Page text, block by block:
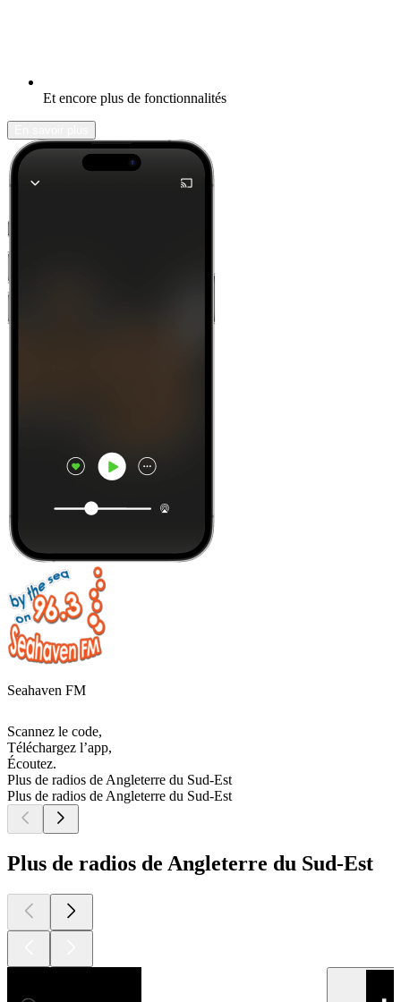
Et encore plus de fonctionnalités
Seahaven FM
Scannez le code,
Téléchargez l’app,
Écoutez.
Plus de radios de Angleterre du Sud-Est
Plus de radios de Angleterre du Sud-Est
Plus de radios de Angleterre du Sud-Est